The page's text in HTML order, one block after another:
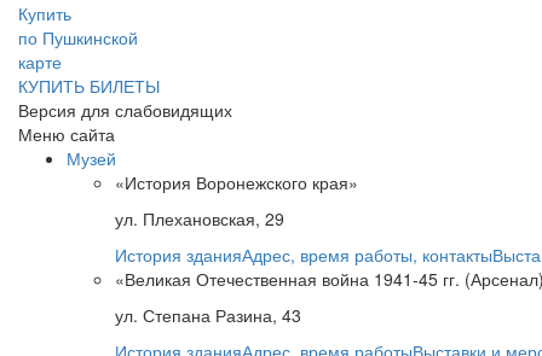
Купить
по Пушкинской
карте
КУПИТЬ БИЛЕТЫ
Версия для слабовидящих
Меню сайта
Музей
«История Воронежского края»
ул. Плехановская, 29
История зданияАдрес, время работы, контакты
«Великая Отечественная война 1941-45 гг.
ул. Степана Разина, 43
История зданияАдрес, время работыВыставки и